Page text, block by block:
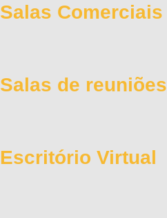
Salas Comerciais
Salas de reuniões
Escritório Virtual